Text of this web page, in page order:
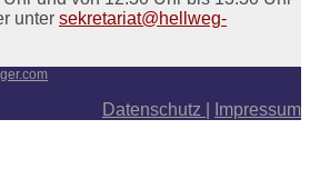
unter sekretariat@hellweg-
Datenschutz Impressum